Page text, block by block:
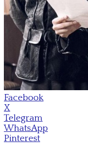
Facebook
X
Telegram
WhatsApp
Pinterest